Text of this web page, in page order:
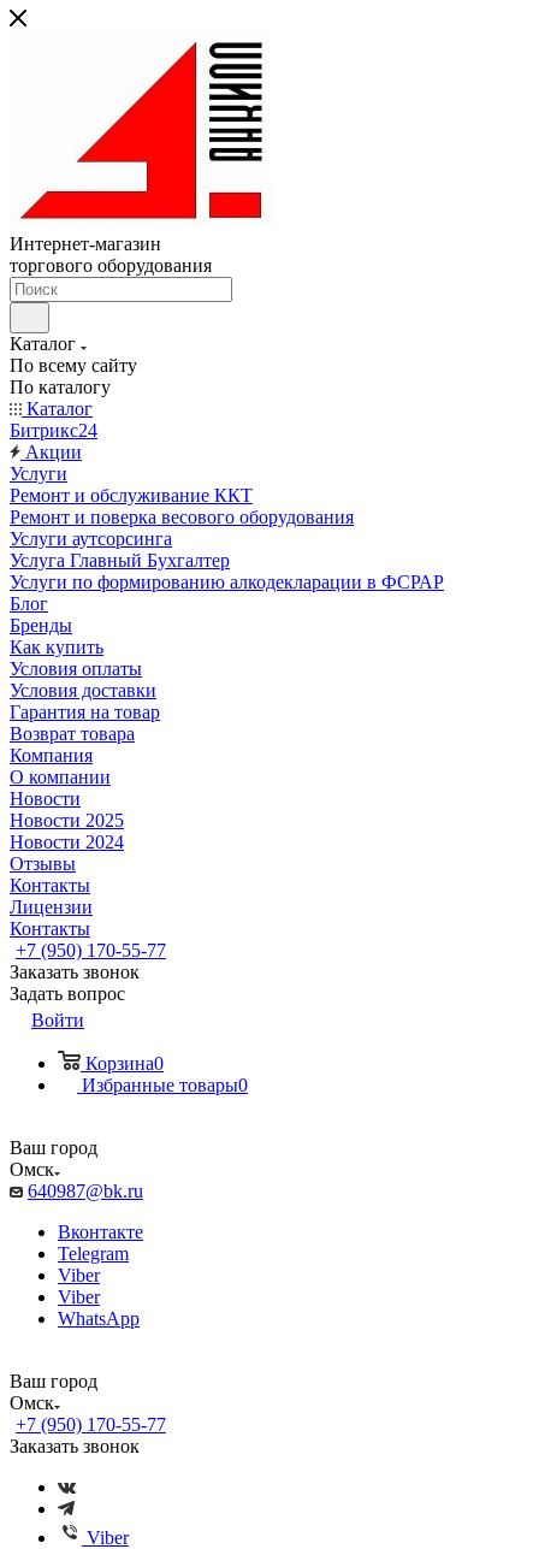
Интернет-магазин
торгового оборудования
Каталог
По всему сайту
По каталогу
Каталог
Битрикс24
Акции
Услуги
Ремонт и обслуживание ККТ
Ремонт и поверка весового оборудования
Услуги аутсорсинга
Услуга Главный Бухгалтер
Услуги по формированию алкодекларации в ФСРАР
Блог
Бренды
Как купить
Условия оплаты
Условия доставки
Гарантия на товар
Возврат товара
Компания
О компании
Новости
Новости 2025
Новости 2024
Отзывы
Контакты
Лицензии
Контакты
+7 (950) 170-55-77
Заказать звонок
Задать вопрос
Войти
Корзина0
Избранные товары0
Ваш город
Омск
640987@bk.ru
Вконтакте
Telegram
Viber
Viber
WhatsApp
Ваш город
Омск
+7 (950) 170-55-77
Заказать звонок
Viber